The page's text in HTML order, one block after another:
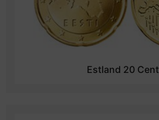
Estland 20 Cent